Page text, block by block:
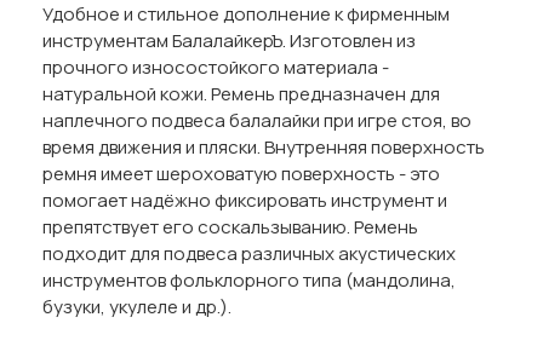
Удобное и стильное дополнение к фирменным
инструментам БалалайкерЪ. Изготовлен из
прочного износостойкого материала -
натуральной кожи. Ремень предназначен для
наплечного подвеса балалайки при игре стоя, во
время движения и пляски. Внутренняя поверхность
ремня имеет шероховатую поверхность - это
помогает надёжно фиксировать инструмент и
препятствует его соскальзыванию. Ремень
подходит для подвеса различных акустических
инструментов фольклорного типа (мандолина,
бузуки, укулеле и др.).